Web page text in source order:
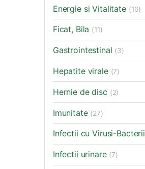
Energie si Vitalitate (16)
Ficat, Bila (11)
Gastrointestinal (3)
Hepatite virale (7)
Hernie de disc (2)
Imunitate (27)
Infectii cu Virusi-Bacterii
Infectii urinare (7)